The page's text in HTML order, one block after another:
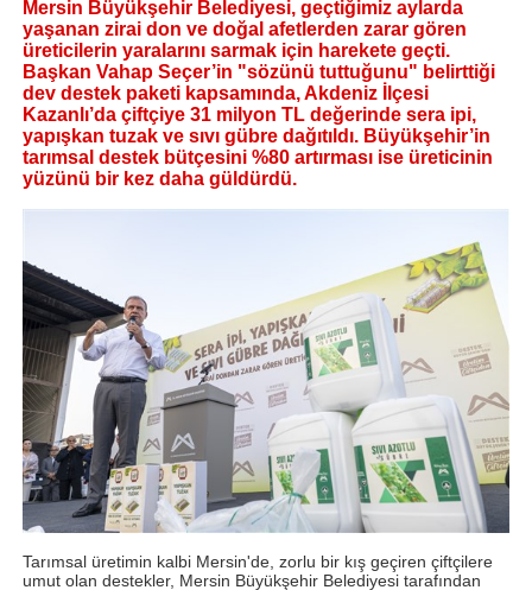
Mersin Büyükşehir Belediyesi, geçtiğimiz aylarda
yaşanan zirai don ve doğal afetlerden zarar gören
üreticilerin yaralarını sarmak için harekete geçti.
Başkan Vahap Seçer’in "sözünü tuttuğunu" belirttiği
dev destek paketi kapsamında, Akdeniz İlçesi
Kazanlı’da çiftçiye 31 milyon TL değerinde sera ipi,
yapışkan tuzak ve sıvı gübre dağıtıldı. Büyükşehir’in
tarımsal destek bütçesini %80 artırması ise üreticinin
yüzünü bir kez daha güldürdü.
Tarımsal üretimin kalbi Mersin'de, zorlu bir kış geçiren çiftçilere
umut olan destekler, Mersin Büyükşehir Belediyesi tarafından